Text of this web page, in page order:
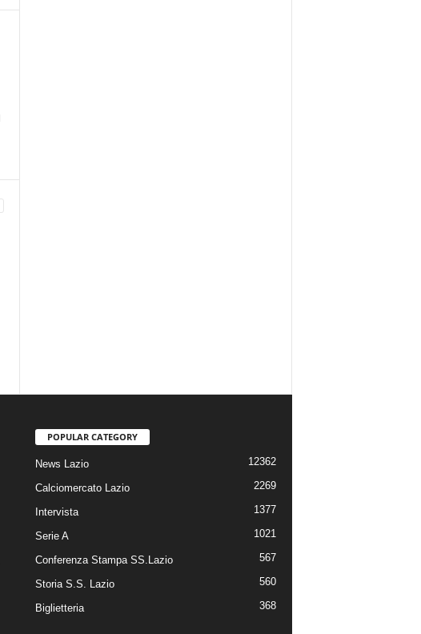
POPULAR CATEGORY
News Lazio 12362
Calciomercato Lazio 2269
Intervista 1377
Serie A 1021
Conferenza Stampa SS.Lazio 567
Storia S.S. Lazio 560
Biglietteria 368